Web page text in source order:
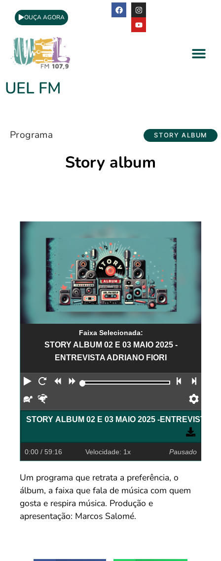
OUÇA AGORA
UEL FM
Programa STORY ALBUM
Story album
Faixa Selecionada:
STORY ALBUM 02 E 03 MAIO 2025 -
ENTREVISTA ADRIANO FIORI
Reproduzir
Reiniciar
Retroceder
Avançar Faixa
Devagar
STORY ALBUM 02 E 03 MAIO 2025
0:00 / 59:16 Velocidade: 1x Pausado
Um programa que retrata a preferência, o
álbum, a faixa que fala de música com quem
gosta e respira música. Produção e
apresentação: Marcos Salomé.